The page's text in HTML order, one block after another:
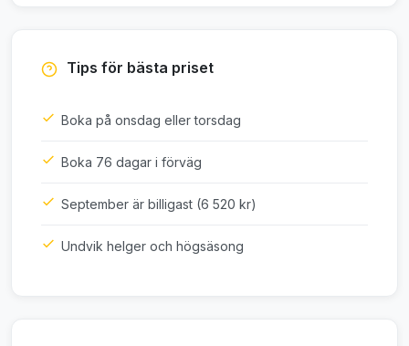
Tips för bästa priset
Boka på onsdag eller torsdag
Boka 76 dagar i förväg
September är billigast (6 520 kr)
Undvik helger och högsäsong